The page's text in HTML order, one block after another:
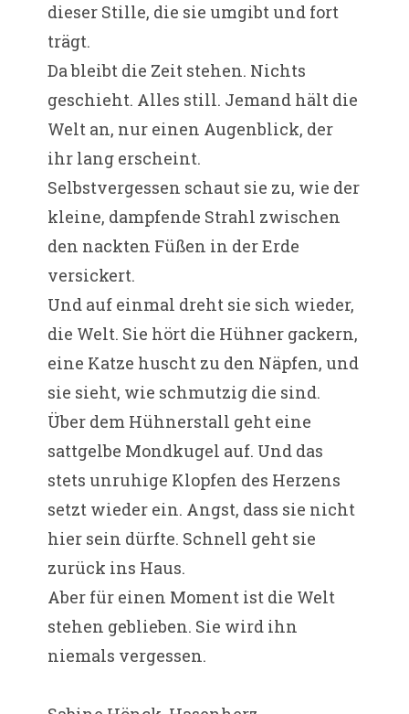
dieser Stille, die sie umgibt und fort
trägt.
Da bleibt die Zeit stehen. Nichts
geschieht. Alles still. Jemand hält die
Welt an, nur einen Augenblick, der
ihr lang erscheint.
Selbstvergessen schaut sie zu, wie der
kleine, dampfende Strahl zwischen
den nackten Füßen in der Erde
versickert.
Und auf einmal dreht sie sich wieder,
die Welt. Sie hört die Hühner gackern,
eine Katze huscht zu den Näpfen, und
sie sieht, wie schmutzig die sind.
Über dem Hühnerstall geht eine
sattgelbe Mondkugel auf. Und das
stets unruhige Klopfen des Herzens
setzt wieder ein. Angst, dass sie nicht
hier sein dürfte. Schnell geht sie
zurück ins Haus.
Aber für einen Moment ist die Welt
stehen geblieben. Sie wird ihn
niemals vergessen.